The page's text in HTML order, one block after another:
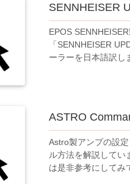
SENNHEISER
EPOS
「SENNHEISER
ーラーを日本語訳し
ASTRO
Astro製アンプの設
ル方法を解説してい
は是非参考にしてみ